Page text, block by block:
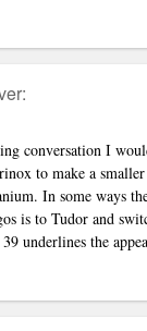
conversation I
to make a
In some ways
is to Tudor and
underlines the